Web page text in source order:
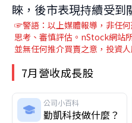
睞，後市表現持續受到
☞警語：以上媒體報導，非任
思考、審慎評估。nStock網站
並無任何推介買賣之意，投資
7月營收成長股
公司小百科
勤凱科技做什麼？